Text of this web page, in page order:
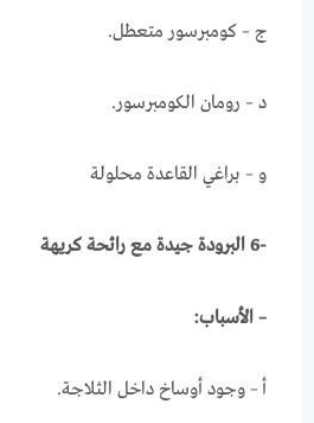
ج – كومبرسور متعطل.
د – رومان الكومبرسور.
و – براغي القاعدة محلولة
-6 البرودة جيدة مع رائحة كريهة
– الأسباب:
أ – وجود أوساخ داخل الثلاجة.